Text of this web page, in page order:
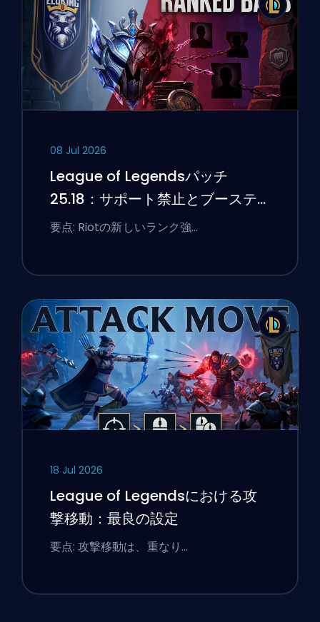
08 Jul 2026
League of Legendsパッチ
25.18：サポート禁止とブーステ
ィングのフラグ
要点: Riotの新しいランク強…
18 Jul 2026
League of Legendsにおける攻
撃移動：最良の設定
要点: 攻撃移動は、重なり…